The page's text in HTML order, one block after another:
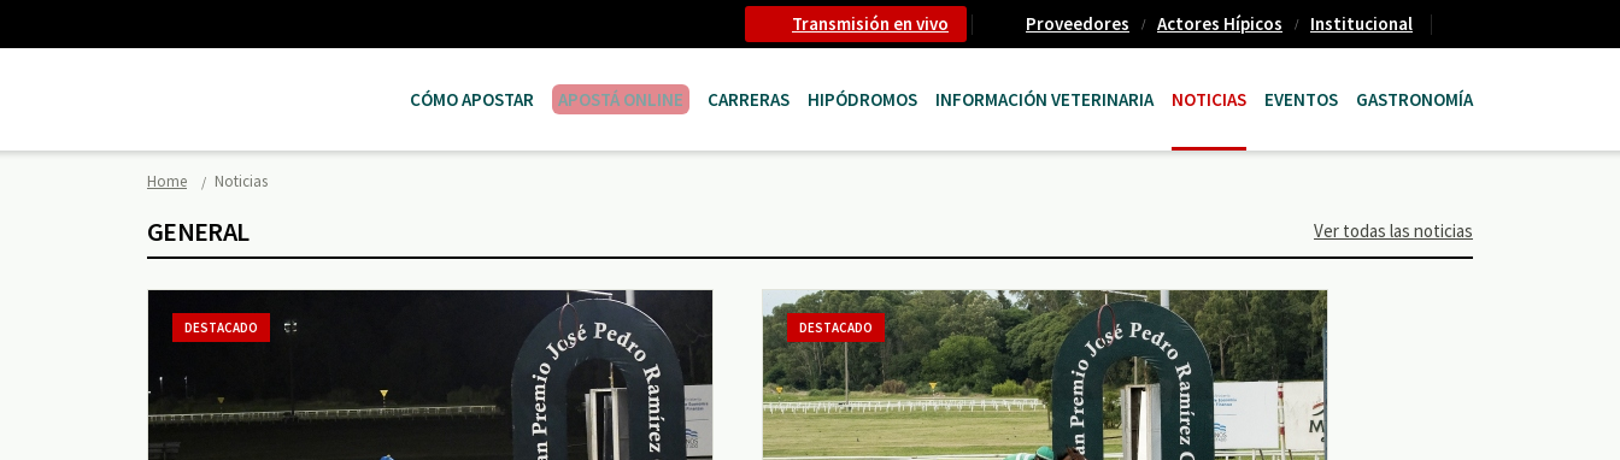
Transmisión en vivo Proveedores Actores Hípicos Institucional
CÓMO APOSTAR APOSTÁ ONLINE CARRERAS HIPÓDROMOS INFORMACIÓN VETERINARIA NOTICIAS EVENTOS GASTRONOMÍA
Home Noticias
GENERAL Ver todas las noticias
DESTACADO DESTACADO